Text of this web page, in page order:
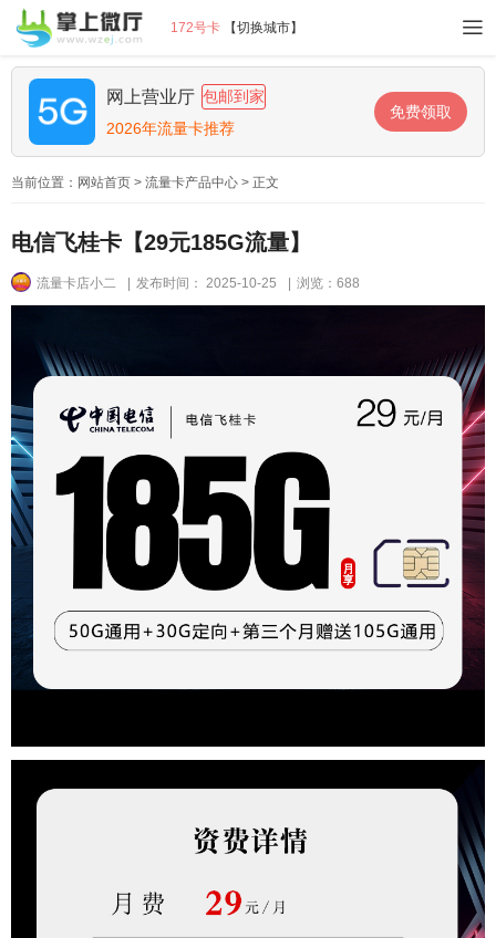
172号卡 【切换城市】
网上营业厅 包邮到家
2026年流量卡推荐
免费领取
当前位置： 网站首页 > 流量卡产品中心 > 正文
电信飞桂卡【29元185G流量】
流量卡店小二 发布时间： 2025-10-25 浏览：688